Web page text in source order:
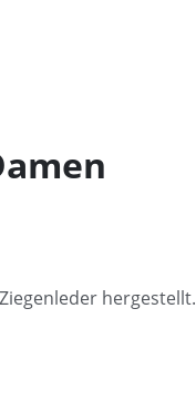
hergestellt.